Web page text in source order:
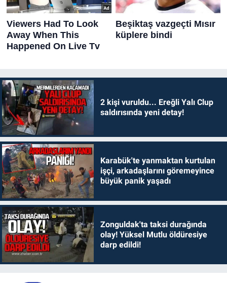
2 kişi vuruldu... Ereğli Yalı Clup
saldırısında yeni detay!
Karabük'te yanmaktan kurtulan
işçi, arkadaşlarını göremeyince
büyük panik yaşadı
Zonguldak'ta taksi durağında
olay! Yüksel Mutlu öldüresiye
darp edildi!